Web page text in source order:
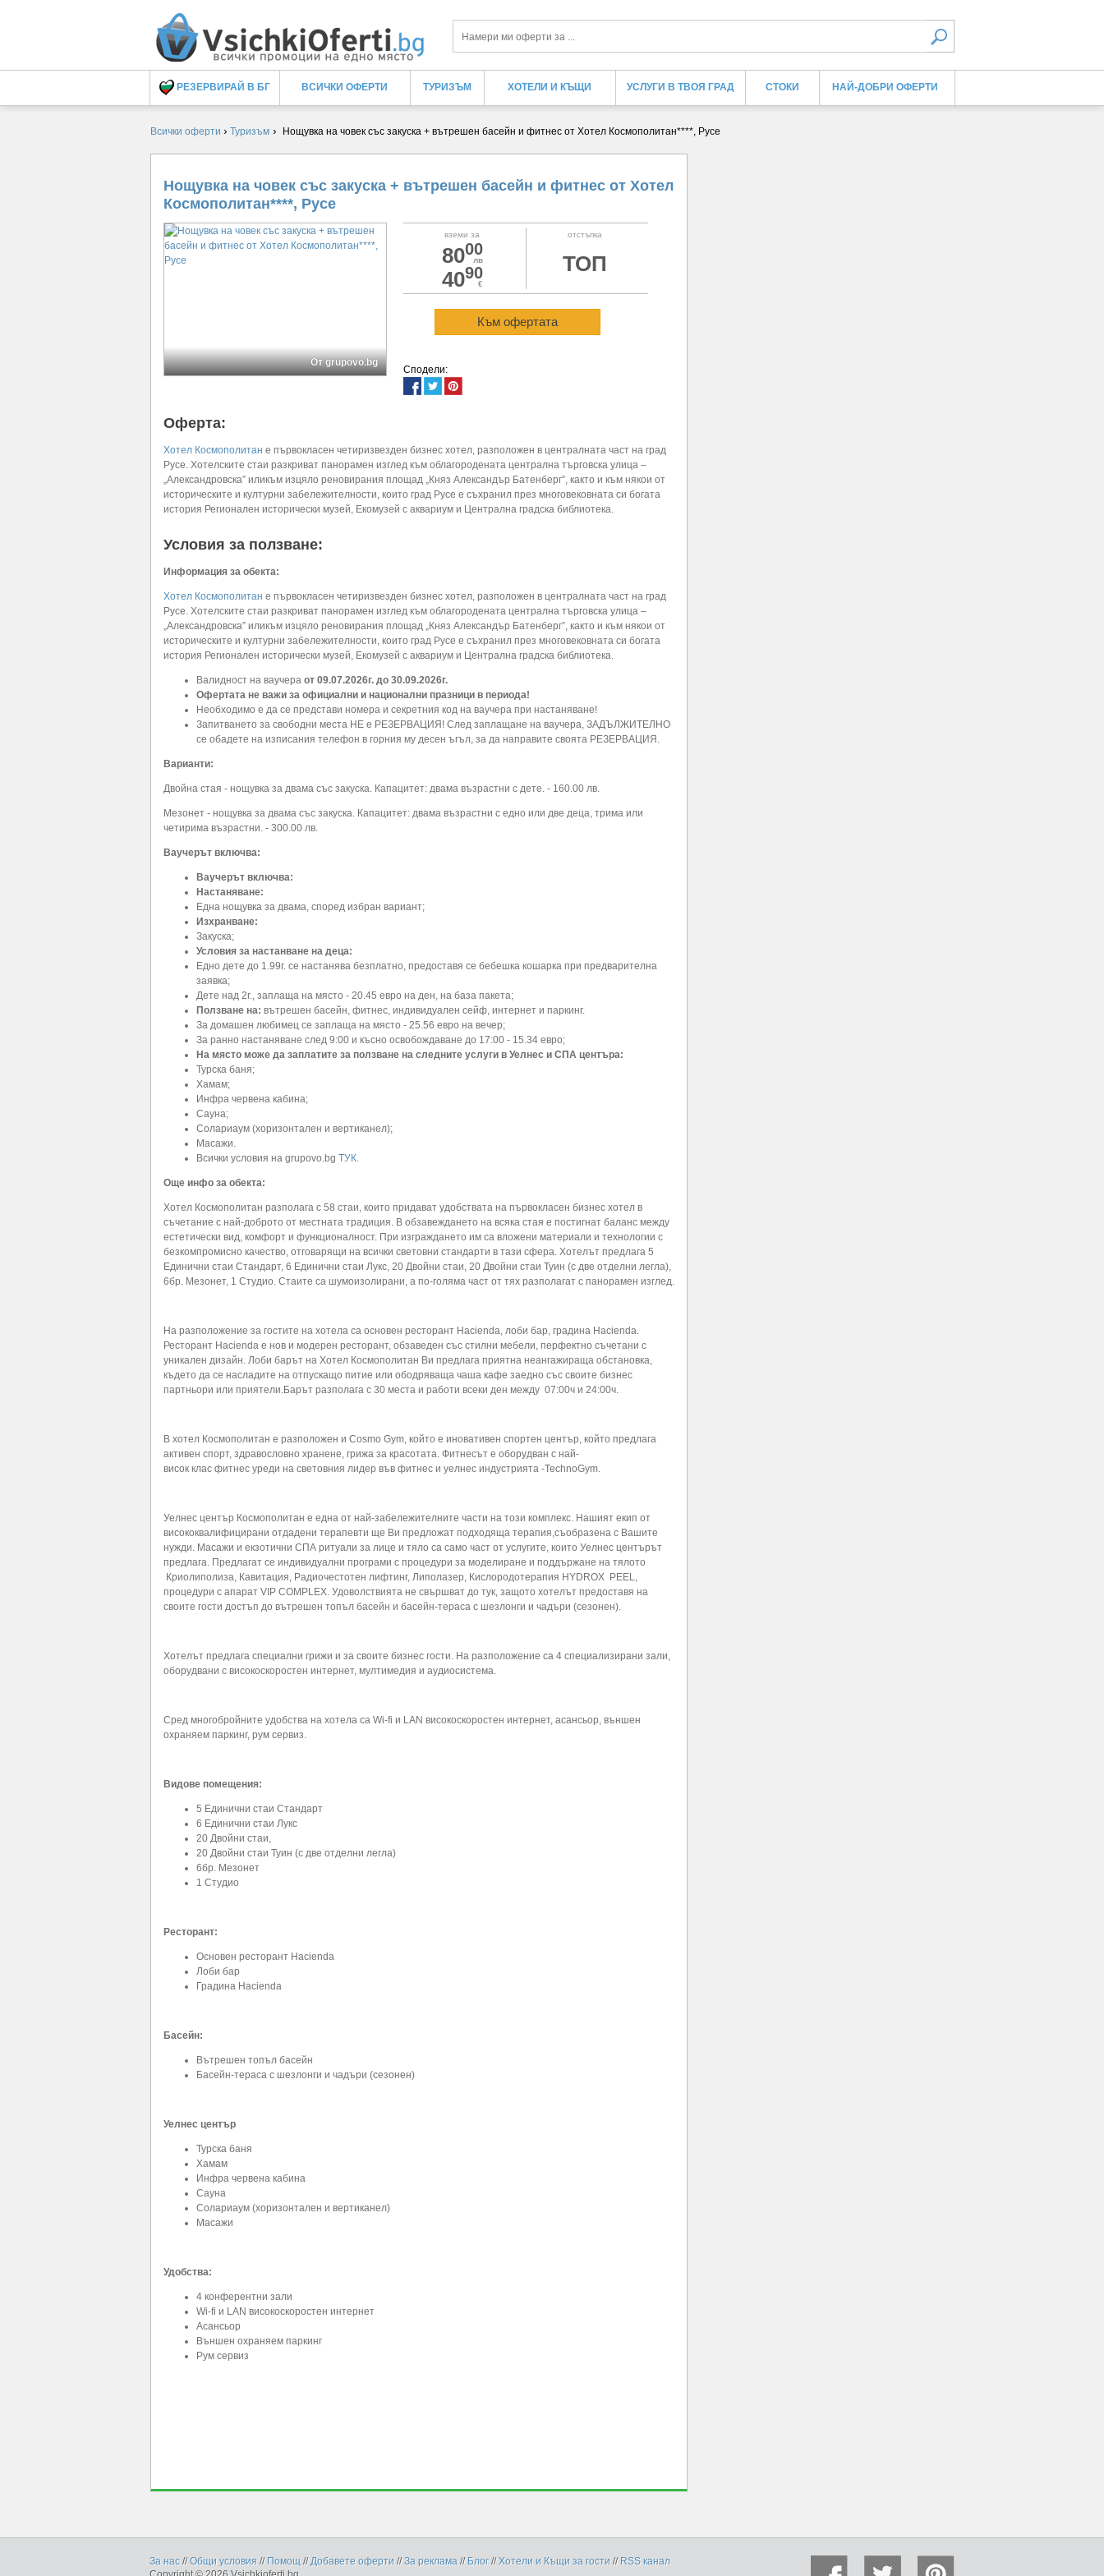
Търси
РЕЗЕРВИРАЙ В БГ ВСИЧКИ ОФЕРТИ ТУРИЗЪМ ХОТЕЛИ И КЪЩИ УСЛУГИ В ТВОЯ ГРАД СТОКИ НАЙ-ДОБРИ ОФЕРТИ
Всички оферти › Туризъм › Нощувка на човек със закуска + вътрешен басейн и фитнес от Хотел Космополитан****, Русе
Нощувка на човек със закуска + вътрешен басейн и фитнес от Хотел
Космополитан****, Русе
От grupovo.bg
вземи за
8000
лв
4090
€
отстъпка
ТОП
Към офертата
Сподели:
Оферта:
Хотел Космополитан е първокласен четиризвезден бизнес хотел, разположен в централната част на град
Русе. Хотелските стаи разкриват панорамен изглед към облагородената централна търговска улица –
„Александровска” иликъм изцяло реновирания площад „Княз Александър Батенберг”, както и към някои от
историческите и културни забележителности, които град Русе е съхранил през многовековната си богата
история Регионален исторически музей, Екомузей с аквариум и Централна градска библиотека.
Условия за ползване:
Информация за обекта:
Хотел Космополитан е първокласен четиризвезден бизнес хотел, разположен в централната част на град
Русе. Хотелските стаи разкриват панорамен изглед към облагородената централна търговска улица –
„Александровска” иликъм изцяло реновирания площад „Княз Александър Батенберг”, както и към някои от
историческите и културни забележителности, които град Русе е съхранил през многовековната си богата
история Регионален исторически музей, Екомузей с аквариум и Централна градска библиотека.
Валидност на ваучера от 09.07.2026г. до 30.09.2026г.
Офертата не важи за официални и национални празници в периода!
Необходимо е да се представи номера и секретния код на ваучера при настаняване!
Запитването за свободни места НЕ е РЕЗЕРВАЦИЯ! След заплащане на ваучера, ЗАДЪЛЖИТЕЛНО
се обадете на изписания телефон в горния му десен ъгъл, за да направите своята РЕЗЕРВАЦИЯ.
Варианти:
Двойна стая - нощувка за двама със закуска. Капацитет: двама възрастни с дете. - 160.00 лв.
Мезонет - нощувка за двама със закуска. Капацитет: двама възрастни с едно или две деца, трима или
четирима възрастни. - 300.00 лв.
Ваучерът включва:
Ваучерът включва:
Настаняване:
Една нощувка за двама, според избран вариант;
Изхранване:
Закуска;
Условия за настанване на деца:
Едно дете до 1.99г. се настанява безплатно, предоставя се бебешка кошарка при предварителна
заявка;
Дете над 2г., заплаща на място - 20.45 евро на ден, на база пакета;
Ползване на: вътрешен басейн, фитнес, индивидуален сейф, интернет и паркинг.
За домашен любимец се заплаща на място - 25.56 евро на вечер;
За ранно настаняване след 9:00 и късно освобождаване до 17:00 - 15.34 евро;
На място може да заплатите за ползване на следните услуги в Уелнес и СПА центъра:
Турска баня;
Хамам;
Инфра червена кабина;
Сауна;
Солариаум (хоризонтален и вертиканел);
Масажи.
Всички условия на grupovo.bg ТУК.
Още инфо за обекта:
Хотел Космополитан разполага с 58 стаи, които придават удобствата на първокласен бизнес хотел в
съчетание с най-доброто от местната традиция. В обзавеждането на всяка стая е постигнат баланс между
естетически вид, комфорт и функционалност. При изграждането им са вложени материали и технологии с
безкомпромисно качество, отговарящи на всички световни стандарти в тази сфера. Хотелът предлага 5
Единични стаи Стандарт, 6 Единични стаи Лукс, 20 Двойни стаи, 20 Двойни стаи Туин (с две отделни легла),
6бр. Мезонет, 1 Студио. Стаите са шумоизолирани, а по-голяма част от тях разполагат с панорамен изглед.
На разположение за гостите на хотела са основен ресторант Hacienda, лоби бар, градина Hacienda.
Ресторант Hacienda е нов и модерен ресторант, обзаведен със стилни мебели, перфектно съчетани с
уникален дизайн. Лоби барът на Хотел Космополитан Ви предлага приятна неангажираща обстановка,
където да се насладите на отпускащо питие или ободряваща чаша кафе заедно със своите бизнес
партньори или приятели.Барът разполага с 30 места и работи всеки ден между 07:00ч и 24:00ч.
В хотел Космополитан е разположен и Cosmo Gym, който е иновативен спортен център, който предлага
активен спорт, здравословно хранене, грижа за красотата. Фитнесът е оборудван с най-
висок клас фитнес уреди на световния лидер във фитнес и уелнес индустрията -TechnoGym.
Уелнес център Космополитан е една от най-забележителните части на този комплекс. Нашият екип от
висококвалифицирани отдадени терапевти ще Ви предложат подходяща терапия,съобразена с Вашите
нужди. Масажи и екзотични СПА ритуали за лице и тяло са само част от услугите, които Уелнес центърът
предлага. Предлагат се индивидуални програми с процедури за моделиране и поддържане на тялото
Криолиполиза, Кавитация, Радиочестотен лифтинг, Липолазер, Кислородотерапия HYDROX PEEL,
процедури с апарат VIP COMPLEX. Удоволствията не свършват до тук, защото хотелът предоставя на
своите гости достъп до вътрешен топъл басейн и басейн-тераса с шезлонги и чадъри (сезонен).
Хотелът предлага специални грижи и за своите бизнес гости. На разположение са 4 специализирани зали,
оборудвани с високоскоростен интернет, мултимедия и аудиосистема.
Сред многобройните удобства на хотела са Wi-fi и LAN високоскоростен интернет, асансьор, външен
охраняем паркинг, рум сервиз.
Видове помещения:
5 Единични стаи Стандарт
6 Единични стаи Лукс
20 Двойни стаи,
20 Двойни стаи Туин (с две отделни легла)
6бр. Мезонет
1 Студио
Ресторант:
Основен ресторант Hacienda
Лоби бар
Градина Hacienda
Басейн:
Вътрешен топъл басейн
Басейн-тераса с шезлонги и чадъри (сезонен)
Уелнес център
Турска баня
Хамам
Инфра червена кабина
Сауна
Солариаум (хоризонтален и вертиканел)
Масажи
Удобства:
4 конферентни зали
Wi-fi и LAN високоскоростен интернет
Асансьор
Външен охраняем паркинг
Рум сервиз
За нас //Общи условия // Помощ //Добавете оферти //За реклама // Блог //Хотели и Къщи за гости // RSS канал